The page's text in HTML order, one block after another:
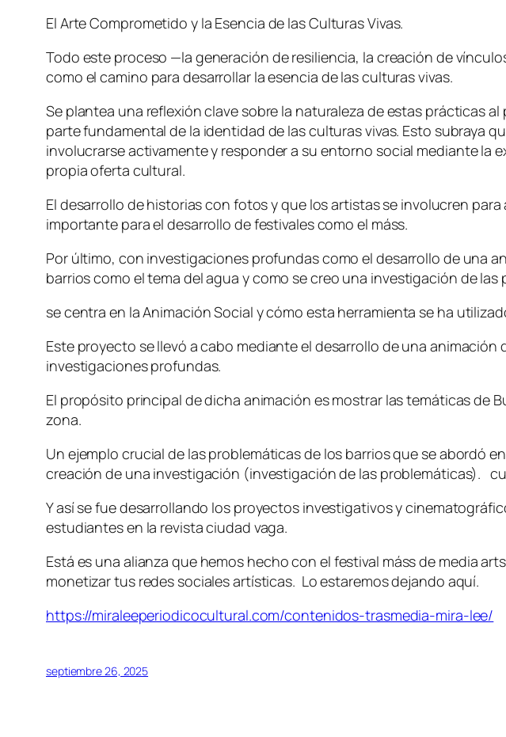
El Arte Comprometido y la Esencia de las Culturas Vivas.
Todo este proceso —la generación de resiliencia, la creación de
como el camino para desarrollar la esencia de las culturas vivas.
Se plantea una reflexión clave sobre la naturaleza de estas prácticas
parte fundamental de la identidad de las culturas vivas. Esto subraya
involucrarse activamente y responder a su entorno social mediante la
propia oferta cultural.
El desarrollo de historias con fotos y que los artistas se involucren
importante para el desarrollo de festivales como el máss.
Por último, con investigaciones profundas como el desarrollo de una
barrios como el tema del agua y como se creo una investigación de
se centra en la Animación Social y cómo esta herramienta se ha
Este proyecto se llevó a cabo mediante el desarrollo de una
investigaciones profundas.
El propósito principal de dicha animación es mostrar las temáticas de
zona.
Un ejemplo crucial de las problemáticas de los barrios que se abordó
creación de una investigación (investigación de las problemáticas).
Y así se fue desarrollando los proyectos investigativos y
estudiantes en la revista ciudad vaga.
Está es una alianza que hemos hecho con el festival máss de media
monetizar tus redes sociales artísticas. Lo estaremos dejando aquí.
https://miraleeperiodicocultural.com/contenidos-trasmedia-mira-lee/
septiembre 26, 2025